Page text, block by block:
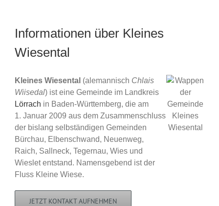
Informationen über Kleines
Wiesental
Kleines Wiesental (alemannisch Chlais
Wiisedal) ist eine Gemeinde im Landkreis
Lörrach in Baden-Württemberg, die am
1. Januar 2009 aus dem Zusammenschluss
der bislang selbständigen Gemeinden
Bürchau, Elbenschwand, Neuenweg,
Raich, Sallneck, Tegernau, Wies und
Wieslet entstand. Namensgebend ist der
Fluss Kleine Wiese.
JETZT KONTAKT AUFNEHMEN